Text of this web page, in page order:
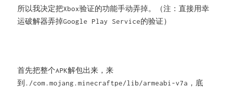
所以我决定把Xbox验证的功能手动弄掉。（注：直接用幸
运破解器弄掉Google Play Service的验证）
首先把整个APK解包出来，来
到 ./com.mojang.minecraftpe/lib/armeabi-v7a ，底